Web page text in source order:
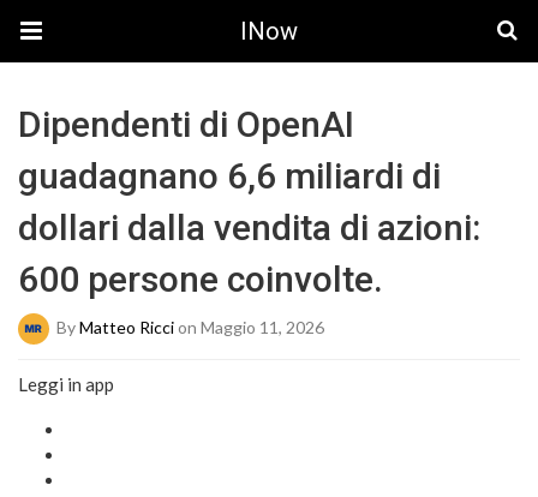
INow
Dipendenti di OpenAI
guadagnano 6,6 miliardi di
dollari dalla vendita di azioni:
600 persone coinvolte.
ByMatteo Riccion Maggio 11, 2026
Leggi in app